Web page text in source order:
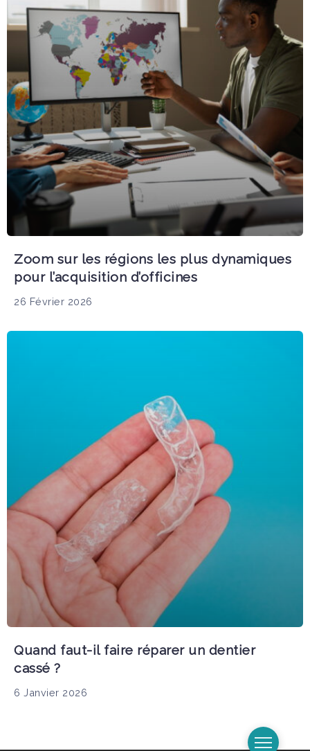
Zoom sur les régions les plus dynamiques
pour l’acquisition d’officines
26 Février 2026
Quand faut-il faire réparer un dentier
cassé ?
6 Janvier 2026